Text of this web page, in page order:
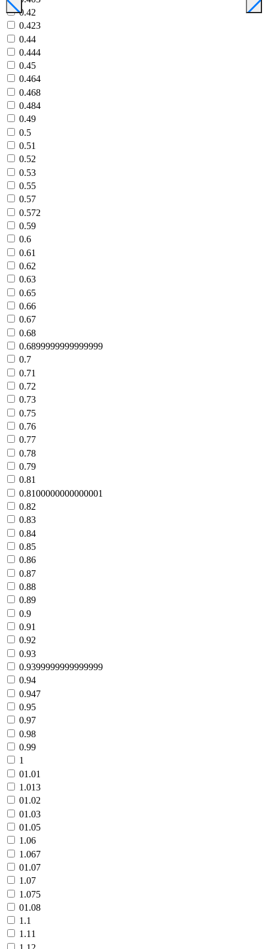
0.42
0.423
0.44
0.444
0.45
0.464
0.468
0.484
0.49
0.5
0.51
0.52
0.53
0.55
0.57
0.572
0.59
0.6
0.61
0.62
0.63
0.65
0.66
0.67
0.68
0.6899999999999999
0.7
0.71
0.72
0.73
0.75
0.76
0.77
0.78
0.79
0.81
0.8100000000000001
0.82
0.83
0.84
0.85
0.86
0.87
0.88
0.89
0.9
0.91
0.92
0.93
0.9399999999999999
0.94
0.947
0.95
0.97
0.98
0.99
1
01.01
1.013
01.02
01.03
01.05
1.06
1.067
01.07
1.07
1.075
01.08
1.1
1.11